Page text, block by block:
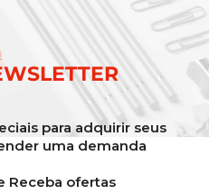
para adquirir seus
uma demanda
Receba ofertas